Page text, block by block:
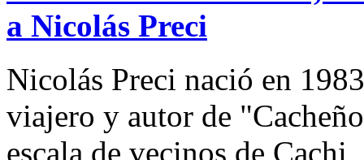
a Nicolás Preci
Nicolás Preci nació en
viajero y autor de
escala de vecinos de